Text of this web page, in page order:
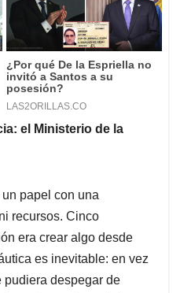
el Ministerio de la
papel con una
recursos. Cinco
era crear algo desde
es inevitable: en vez
pudiera despegar de